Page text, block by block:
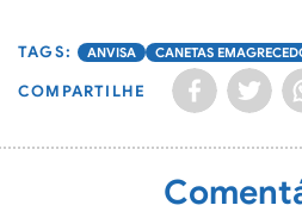
ANVISA CANETAS
COMPARTILHE